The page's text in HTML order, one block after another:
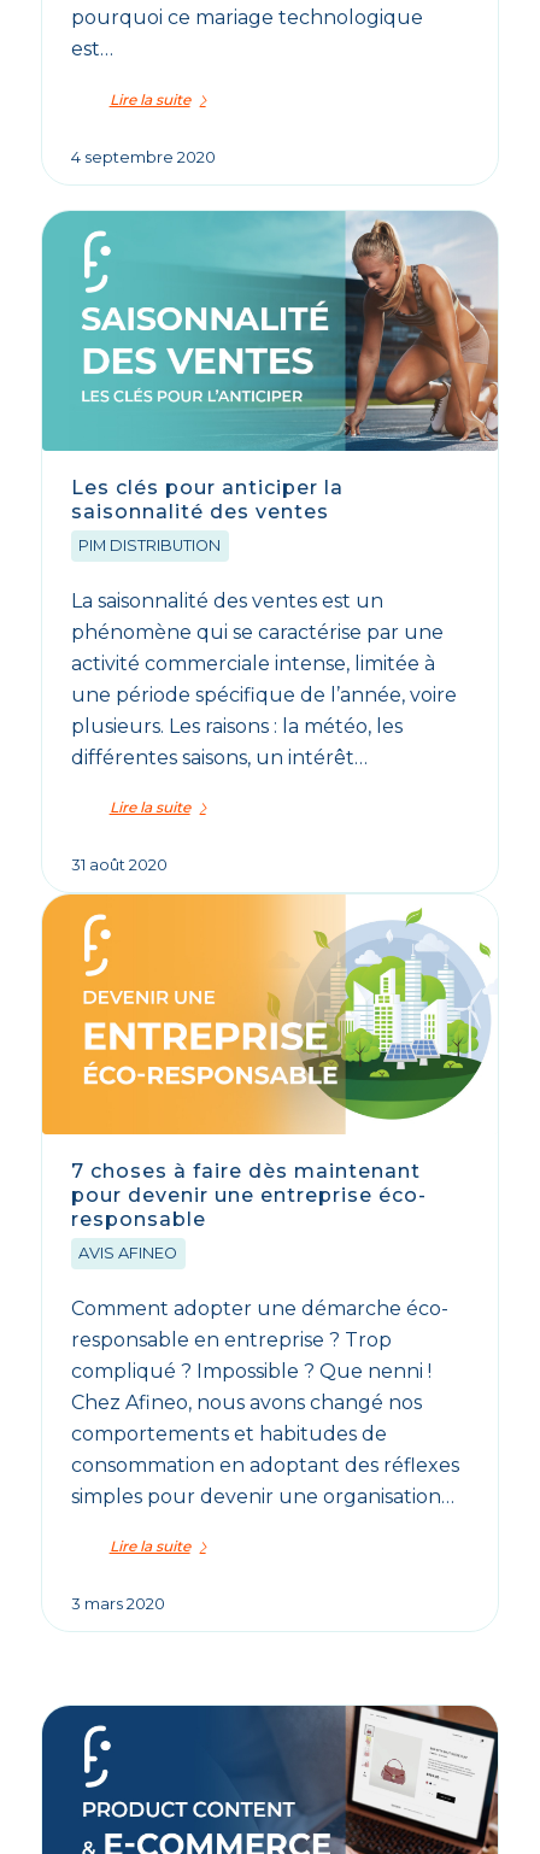
pourquoi ce mariage technologique
est…
Lire la suite
4 septembre 2020
Les clés pour anticiper la
saisonnalité des ventes
PIM DISTRIBUTION
La saisonnalité des ventes est un
phénomène qui se caractérise par une
activité commerciale intense, limitée à
une période spécifique de l’année, voire
plusieurs. Les raisons : la météo, les
différentes saisons, un intérêt…
Lire la suite
31 août 2020
7 choses à faire dès maintenant
pour devenir une entreprise éco-
responsable
AVIS AFINEO
Comment adopter une démarche éco-
responsable en entreprise ? Trop
compliqué ? Impossible ? Que nenni !
Chez Afineo, nous avons changé nos
comportements et habitudes de
consommation en adoptant des réflexes
simples pour devenir une organisation…
Lire la suite
3 mars 2020